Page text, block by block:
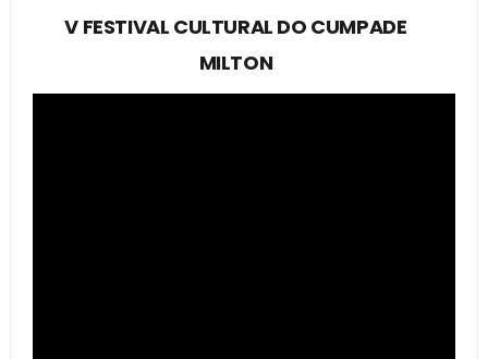
V FESTIVAL CULTURAL DO CUMPADE
MILTON